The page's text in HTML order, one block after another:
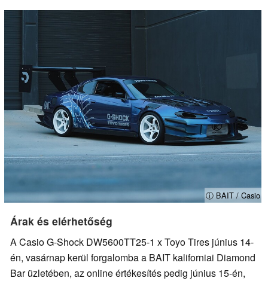
ⓘ BAIT / Casio
Árak és elérhetőség
A Casio G-Shock DW5600TT25-1 x Toyo Tires június 14-
én, vasárnap kerül forgalomba a BAIT kaliforniai Diamond
Bar üzletében, az online értékesítés pedig június 15-én,